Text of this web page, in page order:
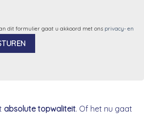
dit formulier gaat u akkoord met ons privacy- en
absolute topwaliteit. Of het nu gaat